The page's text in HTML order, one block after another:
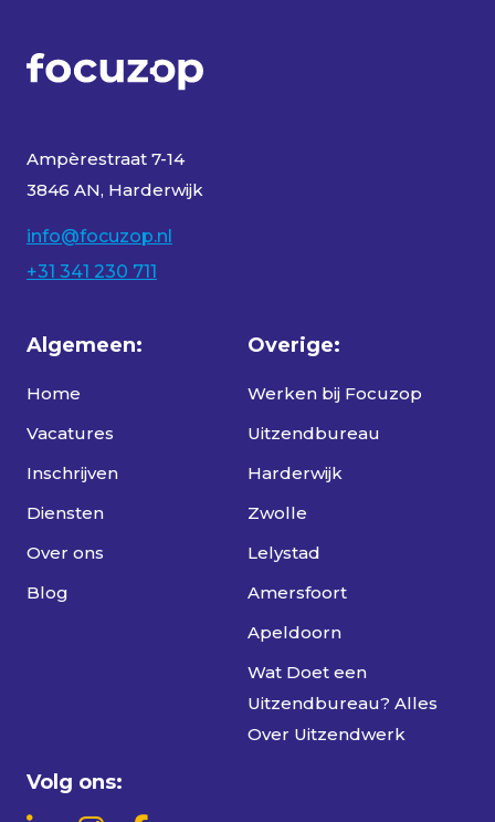
Ampèrestraat 7-14
3846 AN, Harderwijk
info@focuzop.nl
+31 341 230 711
Algemeen:
Home
Vacatures
Inschrijven
Diensten
Over ons
Blog
Overige:
Werken bij Focuzop
Uitzendbureau
Harderwijk
Zwolle
Lelystad
Amersfoort
Apeldoorn
Wat Doet een
Uitzendbureau? Alles
Over Uitzendwerk
Volg ons: